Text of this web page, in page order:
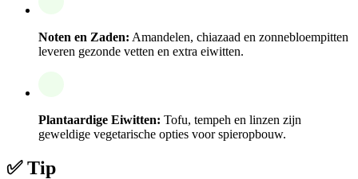
Noten en Zaden: Amandelen, chiazaad en zonnebloempitten
leveren gezonde vetten en extra eiwitten.
Plantaardige Eiwitten: Tofu, tempeh en linzen zijn
geweldige vegetarische opties voor spieropbouw.
✅ Tip